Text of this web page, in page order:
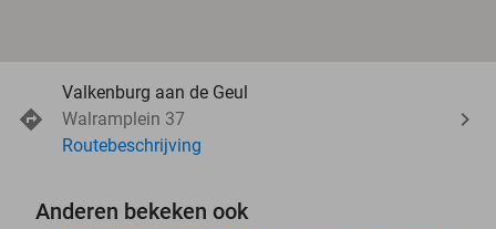
Valkenburg aan de Geul
Walramplein 37
Routebeschrijving
Anderen bekeken ook